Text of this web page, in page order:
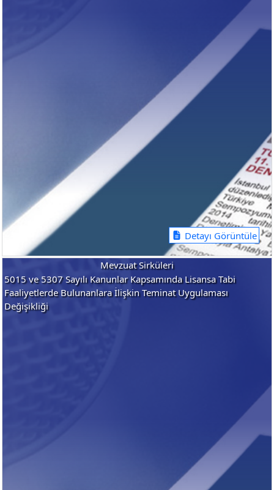
Detayı Görüntüle
Mevzuat Sirküleri
5015 ve 5307 Sayılı Kanunlar Kapsamında Lisansa Tabi
Faaliyetlerde Bulunanlara İlişkin Teminat Uygulaması
Değişikliği